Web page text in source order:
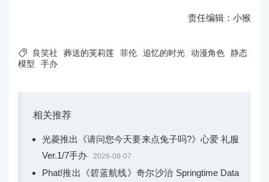
责任编辑：小猴
 良笑社 葬送的芙莉莲 菲伦 追忆的时光 动漫角色
静态
模型
手办
相关推荐
光菱推出《请问您今天要来点兔子吗?》心爱 礼服
Ver.1/7手办
2026-08-07
Phat!推出《碧蓝航线》奇尔沙治 Springtime Data